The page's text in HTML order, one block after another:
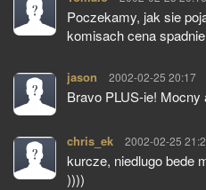
Poczekamy, jak sie
komisach cena spadnie
jason pisze:
2002-02-25 20:17
Bravo PLUS-ie!
chris_ek pisze:
2002-02-25
kurcze, niedlugo bede
))))